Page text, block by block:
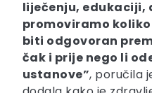
liječenju, edukaciji,
promoviramo
biti odgovoran
čak i prije nego li
ustanove”, poručila